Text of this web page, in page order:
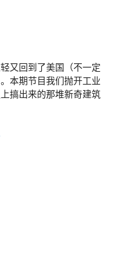
又回到了美国（不一定
本期节目我们抛开工业
搞出来的那堆新奇建筑